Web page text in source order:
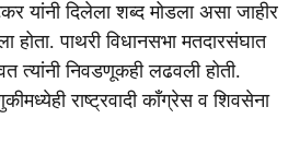
यांनी दिलेला शब्द मोडला असा जाहीर
पाथरी विधानसभा मतदारसंघात
त्यांनी निवडणूकही लढवली होती.
राष्ट्रवादी काँग्रेस व शिवसेना